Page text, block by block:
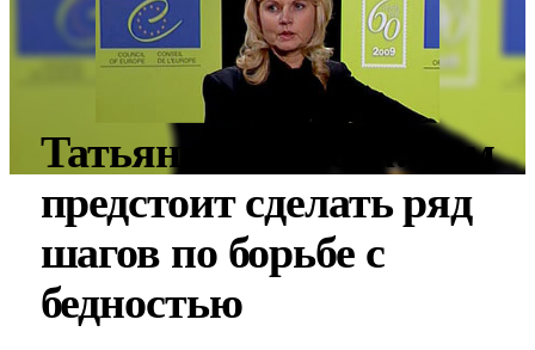
Татьяна Голикова: нам
предстоит сделать ряд
шагов по борьбе с
бедностью